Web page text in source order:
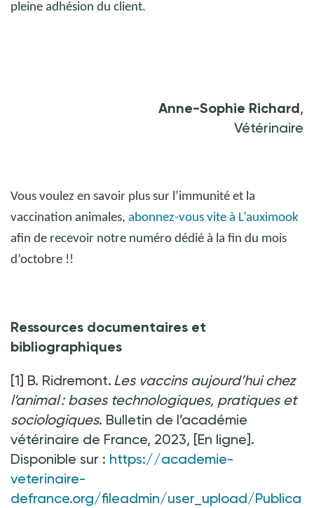
pleine adhésion du client.
Anne-Sophie Richard,
Vétérinaire
Vous voulez en savoir plus sur l’immunité et la
vaccination animales, abonnez-vous vite à L’auximook
afin de recevoir notre numéro dédié à la fin du mois
d’octobre !!
Ressources documentaires et
bibliographiques
[1] B. Ridremont. Les vaccins aujourd’hui chez
l’animal : bases technologiques, pratiques et
sociologiques. Bulletin de l’académie
vétérinaire de France, 2023, [En ligne].
Disponible sur : https://academie-
veterinaire-
defrance.org/fileadmin/user_upload/Publica